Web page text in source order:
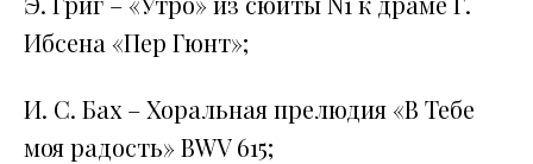
Ибсена «Пер Гюнт»;
И. С. Бах – Хоральная прелюдия «В Тебе
моя радость» BWV 615;